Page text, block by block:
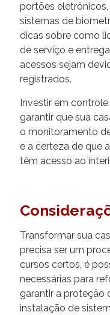
portões
sistemas de
dicas sobre como
de serviço e
acessos sejam
registrados.
Investir em
garantir que sua
o monitoramento
e a certeza de que
têm acesso ao
Transformar sua
precisa ser um
cursos certos, é
necessárias para
garantir a proteção
instalação de